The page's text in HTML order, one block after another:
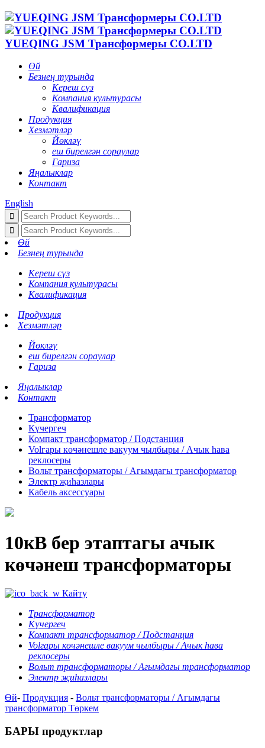
YUEQING JSM Трансформеры CO.LTD
Өй
Безнең турында
Кереш сүз
Компания культурасы
Квалификация
Продукция
Хезмәтләр
Йөкләү
еш бирелгән сораулар
Гариза
Яңалыклар
Контакт
English
Өй
Безнең турында
Кереш сүз
Компания культурасы
Квалификация
Продукция
Хезмәтләр
Йөкләү
еш бирелгән сораулар
Гариза
Яңалыклар
Контакт
Трансформатор
Күчергеч
Компакт трансформатор / Подстанция
Volгары көчәнешле вакуум чылбыры / Ачык һава
реклосеры
Вольт трансформаторы / Агымдагы трансформатор
Электр җиһазлары
Кабель аксессуары
10кВ бер этаптагы ачык
көчәнеш трансформаторы
Кайту
Трансформатор
Күчергеч
Компакт трансформатор / Подстанция
Volгары көчәнешле вакуум чылбыры / Ачык һава
реклосеры
Вольт трансформаторы / Агымдагы трансформатор
Электр җиһазлары
Өй- Продукция - Вольт трансформаторы / Агымдагы
трансформатор Төркем
БАРЫ продуктлар